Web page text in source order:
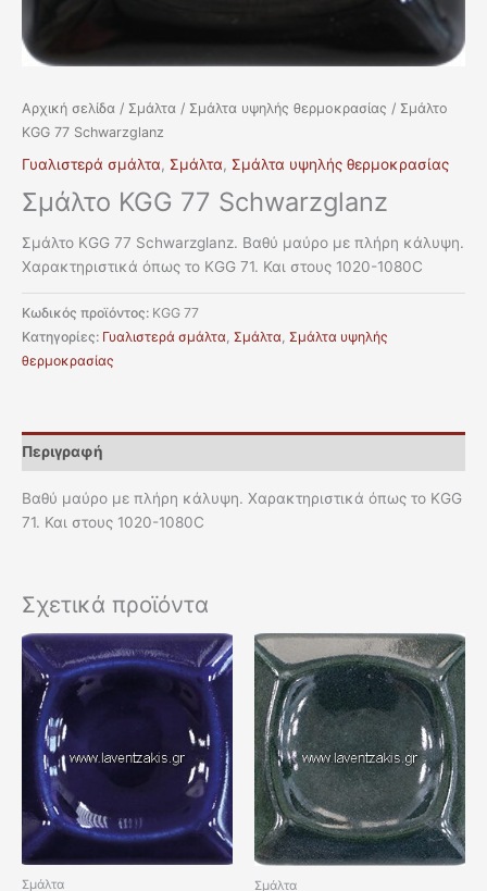
Αρχική σελίδα / Σμάλτα / Σμάλτα υψηλής θερμοκρασίας / Σμάλτο
KGG 77 Schwarzglanz
Γυαλιστερά σμάλτα, Σμάλτα, Σμάλτα υψηλής θερμοκρασίας
Σμάλτο KGG 77 Schwarzglanz
Σμάλτο KGG 77 Schwarzglanz. Βαθύ μαύρο με πλήρη κάλυψη.
Χαρακτηριστικά όπως το KGG 71. Και στους 1020-1080C
Κωδικός προϊόντος: KGG 77
Κατηγορίες: Γυαλιστερά σμάλτα Σμάλτα Σμάλτα υψηλής
θερμοκρασίας
Περιγραφή
Βαθύ μαύρο με πλήρη κάλυψη. Χαρακτηριστικά όπως το KGG
71. Και στους 1020-1080C
Σχετικά προϊόντα
Σμάλτα Σμάλτα